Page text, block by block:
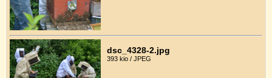
dsc_4328-2.jpg
393 kio / JPEG